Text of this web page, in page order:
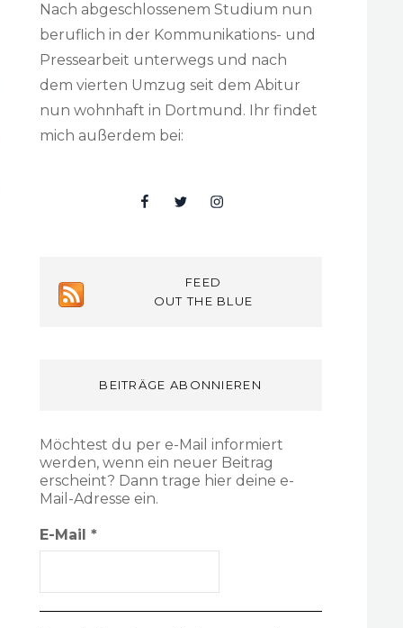
Nach abgeschlossenem Studium nun
beruflich in der Kommunikations- und
Pressearbeit unterwegs und nach
dem vierten Umzug seit dem Abitur
nun wohnhaft in Dortmund. Ihr findet
mich außerdem bei:
FacebookTwitterInsta
FEED
OUT THE BLUE
BEITRÄGE ABONNIEREN
Möchtest du per e-Mail informiert
werden, wenn ein neuer Beitrag
erscheint? Dann trage hier deine e-
Mail-Adresse ein.
E-Mail *